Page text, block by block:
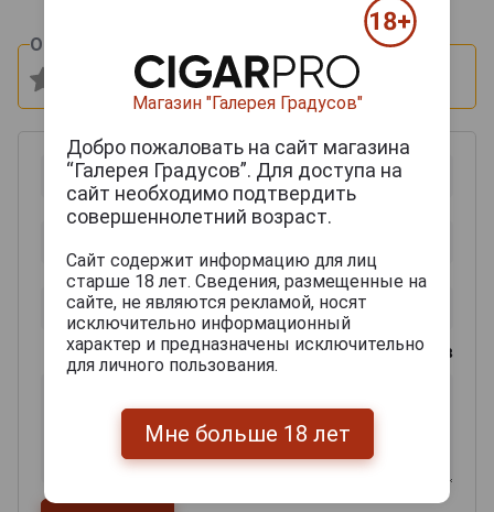
Оцените и напишите отзыв:
0из 2000 знаков
Магазин "Галерея Градусов"
Добро пожаловать на сайт магазина
“Галерея Градусов”. Для доступа на
сайт необходимо подтвердить
совершеннолетний возраст.
Сайт содержит информацию для лиц
старше 18 лет. Сведения, размещенные на
сайте, не являются рекламой, носят
исключительно информационный
характер и предназначены исключительно
для личного пользования.
Мне больше 18 лет